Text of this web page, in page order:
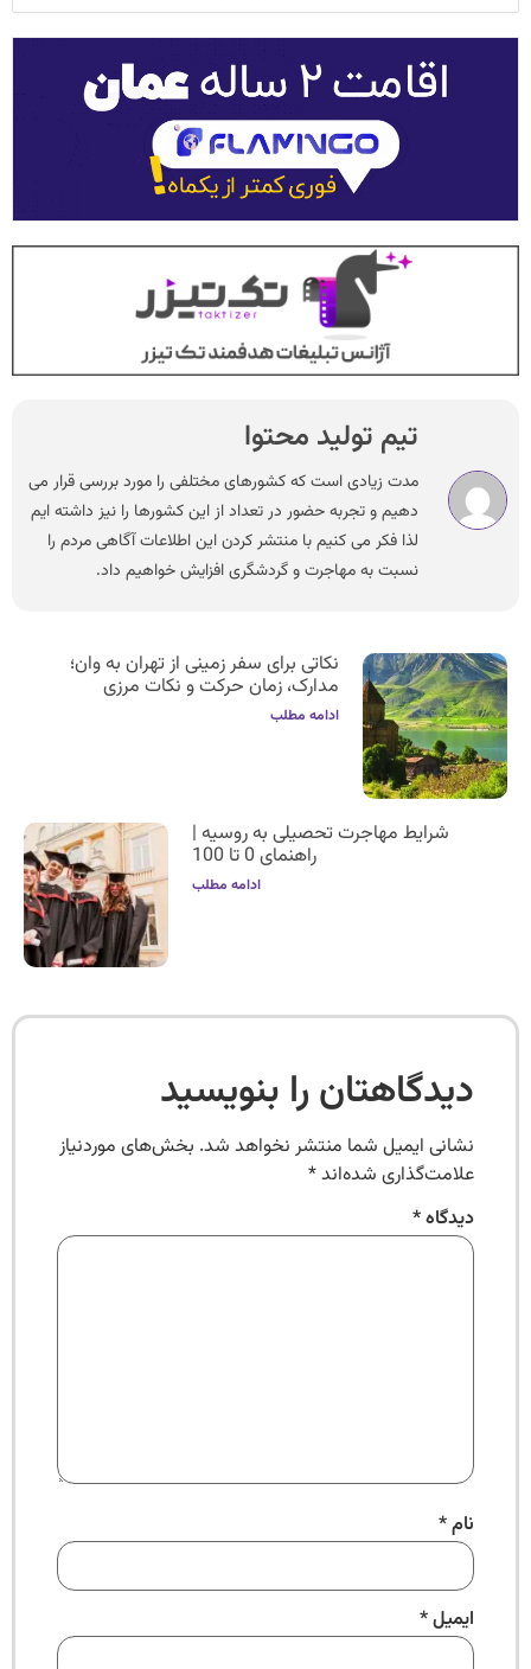
تیم تولید محتوا
مدت زیادی است که کشورهای مختلفی را مورد بررسی قرار می
دهیم و تجربه حضور در تعداد از این کشورها را نیز داشته ایم
لذا فکر می کنیم با منتشر کردن این اطلاعات آگاهی مردم را
نسبت به مهاجرت و گردشگری افزایش خواهیم داد.
نکاتی برای سفر زمینی از تهران به وان؛
مدارک، زمان حرکت و نکات مرزی
ادامه مطلب
شرایط مهاجرت تحصیلی به روسیه |
راهنمای 0 تا 100
ادامه مطلب
دیدگاهتان را بنویسید
نشانی ایمیل شما منتشر نخواهد شد. بخش‌های موردنیاز
علامت‌گذاری شده‌اند*
دیدگاه*
نام*
ایمیل*